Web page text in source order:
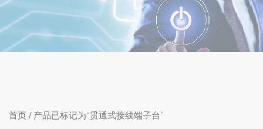
首页 / 产品已标记为“贯通式接线端子台”